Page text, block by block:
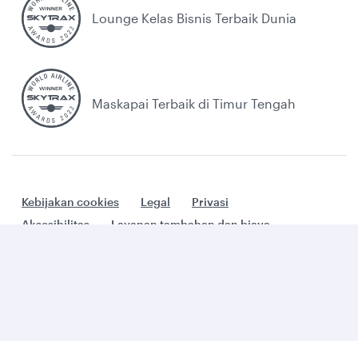
Lounge Kelas Bisnis Terbaik Dunia
Maskapai Terbaik di Timur Tengah
Kebijakan cookies Legal
Privasi
Aksesibilitas
Layanan tambahan dan biaya